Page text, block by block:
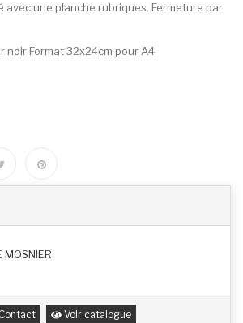
avec une planche rubriques. Fermeture par
noir Format 32x24cm pour A4
MOSNIER
Voir catalogue